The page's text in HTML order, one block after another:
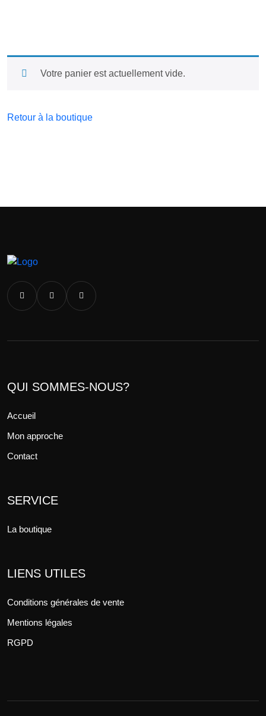
Votre panier est actuellement vide.
Retour à la boutique
QUI SOMMES-NOUS?
Accueil
Mon approche
Contact
SERVICE
La boutique
LIENS UTILES
Conditions générales de vente
Mentions légales
RGPD